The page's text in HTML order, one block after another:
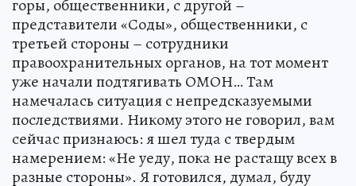
горы, общественники, с другой –
представители «Соды», общественники, с
третьей стороны – сотрудники
правоохранительных органов, на тот момент
уже начали подтягивать ОМОН… Там
намечалась ситуация с непредсказуемыми
последствиями. Никому этого не говорил, вам
сейчас признаюсь: я шел туда с твердым
намерением: «Не уеду, пока не растащу всех в
разные стороны». Я готовился, думал, буду